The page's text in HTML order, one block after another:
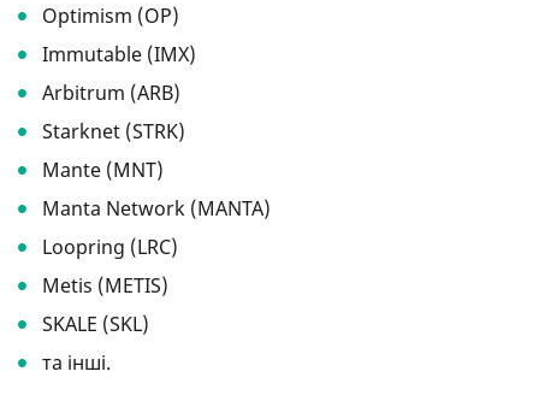
Optimism (OP)
Immutable (IMX)
Arbitrum (ARB)
Starknet (STRK)
Mante (MNT)
Manta Network (MANTA)
Loopring (LRC)
Metis (METIS)
SKALE (SKL)
та інші.